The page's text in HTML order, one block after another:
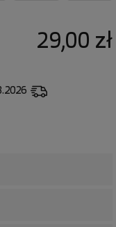
29,00 zł